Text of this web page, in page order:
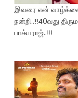
இவரை என்
நன்றி..!!40வது
பாக்யராஜ்..!!!